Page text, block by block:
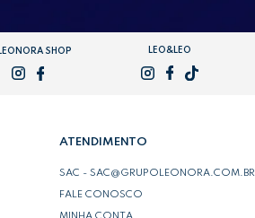
LEONORA SHOP LEO&LEO
ATENDIMENTO
SAC - SAC@GRUPOLEONORA.COM.BR
FALE CONOSCO